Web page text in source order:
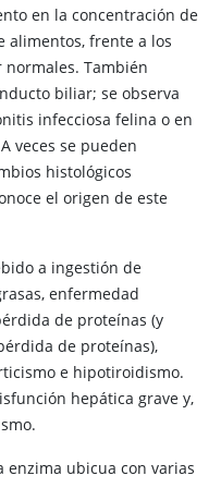
en la concentración de
alimentos, frente a los
normales. También
biliar; se observa
infecciosa felina o en
veces se pueden
histológicos
el origen de este
a ingestión de
enfermedad
de proteínas (y
de proteínas),
e hipotiroidismo.
hepática grave y,
enzima ubicua con varias